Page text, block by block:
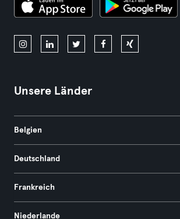
Unsere Länder
Belgien
Deutschland
Frankreich
Niederlande